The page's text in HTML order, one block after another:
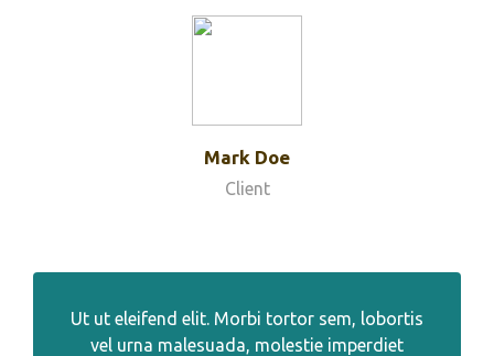
Mark Doe
Client
Ut ut eleifend elit. Morbi tortor sem, lobortis
vel urna malesuada, molestie imperdiet